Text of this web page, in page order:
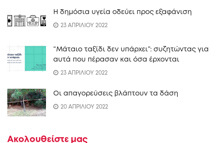
Η δημόσια υγεία οδεύει προς εξαφάνιση
23 ΑΠΡΙΛΙΟΥ 2022
“Mάταιο ταξίδι δεν υπάρχει”: συζητώντας για
αυτά που πέρασαν και όσα έρχονται
23 ΑΠΡΙΛΙΟΥ 2022
Οι απαγορεύσεις βλάπτουν τα δάση
20 ΑΠΡΙΛΙΟΥ 2022
Ακολουθείστε μας